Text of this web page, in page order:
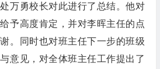
万勇校长对此进行了总结。他对
予高度肯定，并对李晖主任的点
。同时也对班主任下一步的班级
意见，对全体班主任工作提出了